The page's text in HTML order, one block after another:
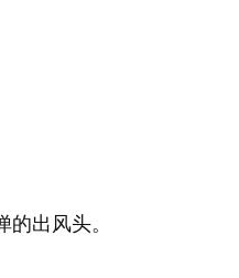
出风头。